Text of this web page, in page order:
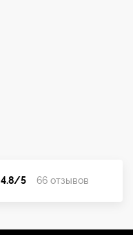
4.8/5 66 отзывов